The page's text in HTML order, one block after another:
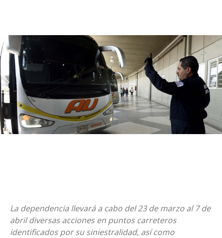
La dependencia llevará a cabo del 23 de marzo al 7 de
abril diversas acciones en puntos carreteros
identificados por su siniestralidad, así como